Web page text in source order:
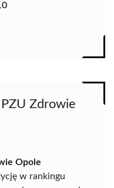
Zdrowie
Opole
w rankingu